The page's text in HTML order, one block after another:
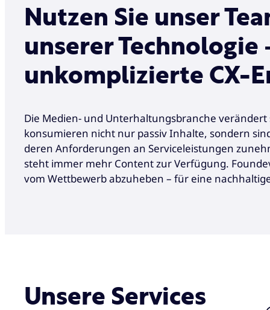
Nutzen Sie unser
unserer Technologie
unkomplizierte CX-
Die Medien- und Unterhaltungsbranche
konsumieren nicht nur passiv Inhalte, sondern
deren Anforderungen an Serviceleistungen
steht immer mehr Content zur Verfügung.
vom Wettbewerb abzuheben – für eine
Unsere Services